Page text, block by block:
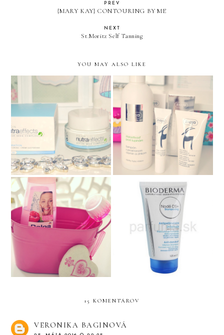
PREV
{MARY KAY} CONTOURING BY ME
NEXT
St.Moritz Self Tanning
YOU MAY ALSO LIKE
Avon Nutra Effects Ziaja-dostupná pre každého
Balea & Ebelin
Tip na nákup - 5 vecí, bez
ktorých sa nezaobídem
15 KOMENTÁROV
VERONIKA BAGINOVÁ